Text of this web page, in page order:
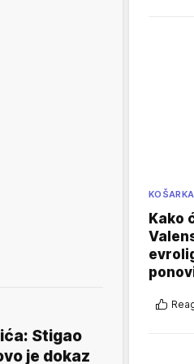
Stigao
je dokaz
KOŠARKA
Kako